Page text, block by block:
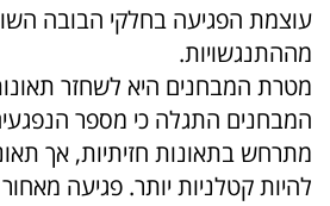
עוצמת הפגיעה בחלקי הבובה
מההתנגשויות.
מטרת המבחנים היא לשחזר
המבחנים התגלה כי מספר
מתרחש בתאונות חזיתיות, אך
להיות קטלניות יותר. פגיעה